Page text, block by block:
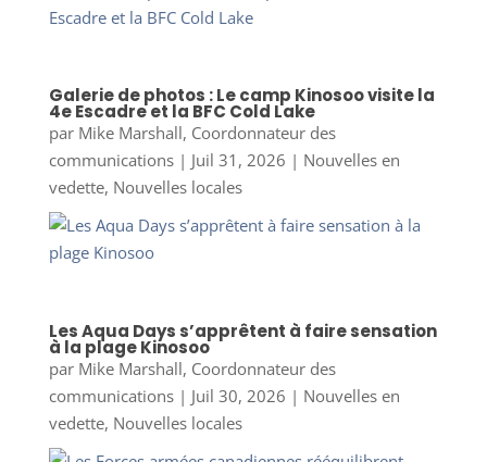
Galerie de photos : Le camp Kinosoo visite la
4e Escadre et la BFC Cold Lake
par Mike Marshall, Coordonnateur des
communications| Juil 31, 2026 | Nouvelles en
vedette, Nouvelles locales
Les Aqua Days s’apprêtent à faire sensation
à la plage Kinosoo
par Mike Marshall, Coordonnateur des
communications| Juil 30, 2026 | Nouvelles en
vedette, Nouvelles locales